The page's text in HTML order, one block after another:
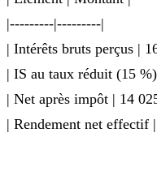
|---------|---------|
| Intérêts bruts perçus |
| IS au taux réduit (15
| Net après impôt | 14
| Rendement net effectif